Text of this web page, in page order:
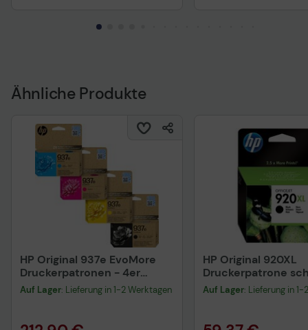
Ähnliche Produkte
HP Original 937e EvoMore
Druckerpatronen - 4er
Multipack (cyan, magenta,
gelb, schwarz)
Auf Lager: Lieferung in 1-2 Werktagen
HP Original 920XL
Druckerpatrone
1.200 Seiten 32ml
Auf Lager: Lieferung in